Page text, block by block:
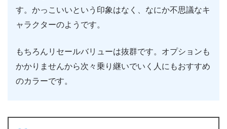
す。かっこいいという印象はなく、なにか不思議なキ
ャラクターのようです。
もちろんリセールバリューは抜群です。オプションも
かかりませんから次々乗り継いでいく人にもおすすめ
のカラーです。